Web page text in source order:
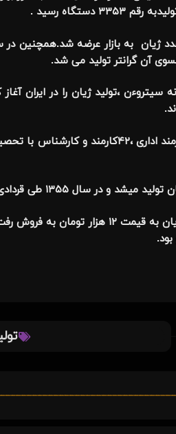
۱۳۵۵ طی قردادی با شرکت فرانسوی رنو، رنو ۵ هم به تولیدات شرکت افزوده شد.